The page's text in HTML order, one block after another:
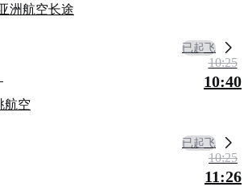
洲航空长途
已起飞
航空
10:25
10:40
已起飞
10:25
11:26